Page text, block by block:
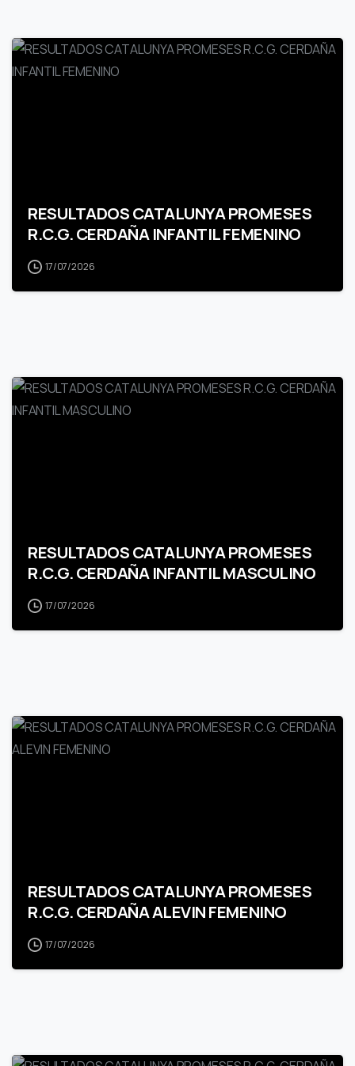
RESULTADOS CATALUNYA PROMESES
R.C.G. CERDAÑA INFANTIL FEMENINO
17/07/2026
RESULTADOS CATALUNYA PROMESES
R.C.G. CERDAÑA INFANTIL MASCULINO
17/07/2026
RESULTADOS CATALUNYA PROMESES
R.C.G. CERDAÑA ALEVIN FEMENINO
17/07/2026